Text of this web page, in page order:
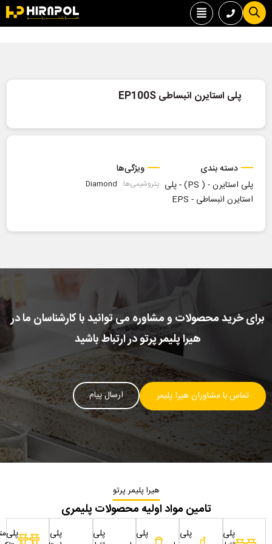
پلی استایرن انبساطی EP100S
دسته بندی
پلی استایرن - ( PS)
-پلی
استایرن انبساطی - EPS
ویژگی‌ها
پتروشیمی‌ها: Diamond
برای خرید محصولات و مشاوره می توانید با کارشناسان ما در
هیرا پلیمر پرتو در ارتباط باشید
تماس با مشاوران هیرا پلیمر ارسال پیام
هیرا پلیمر پرتو
تامین مواد اولیه محصولات پلیمری
پلی
پلی
پلی
پلی
پلی